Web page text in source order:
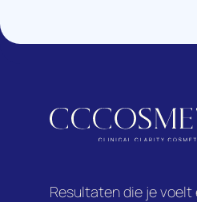
Resultaten die je voelt